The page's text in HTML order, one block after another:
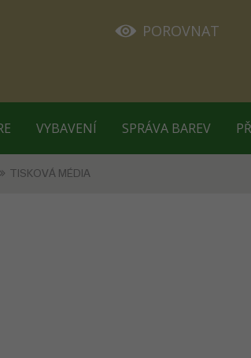
POROVNAT
VYBAVENÍ SPRÁVA BAREV
TISKOVÁ MÉDIA